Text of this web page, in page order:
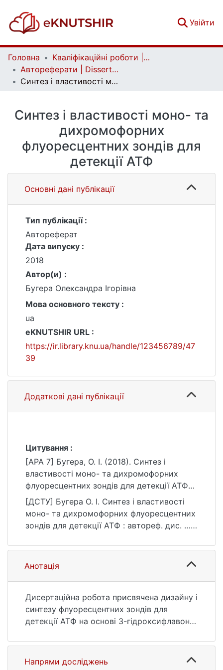
Увійти
Головна
Кваліфікаційні роботи | Qualifying works
Автореферати | Dissertation abstract
Синтез і властивості моно- та дихромофорних флуоресцентних зондів для детекції АТФ
Синтез і властивості моно- та
дихромофорних
флуоресцентних зондів для
детекції АТФ
Основні дані публікації
Тип публікації :
Автореферат
Дата випуску :
2018
Автор(и) :
Бугера Олександра Ігорівна
Мова основного тексту :
ua
eKNUTSHIR URL :
https://ir.library.knu.ua/handle/123456789/47
39
Додаткові дані публікації
Цитування :
[APA 7] Бугера, О. І. (2018). Синтез і
властивості моно- та дихромофорних
флуоресцентних зондів для детекції АТФ
[Автореф. дис. канд. хім. наук, Київський
національний університет імені Тараса
Шевченка]. eKNUTSHIR.
https://ir.library.knu.ua/handle/123456789/47
39
[ДСТУ] Бугера О. І. Синтез і властивості
моно- та дихромофорних флуоресцентних
зондів для детекції АТФ : автореф. дис. …
2018. 23 с. URL:
https://ir.library.knu.ua/handle/123456789/47
39 (дата звернення: 25.07.2026).
Анотація
Дисертаційна робота присвячена дизайну і
синтезу флуоресцентних зондів для
детекції АТФ на основі 3-гідроксифлавонів
ефективність у визначенні АТФ методами
флуоресцентної спектроскопії,
Напрями досліджень